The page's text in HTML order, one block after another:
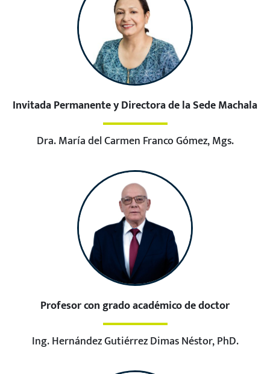
Invitada Permanente y Directora de la Sede Machala
Dra. María del Carmen Franco Gómez, Mgs.
Profesor con grado académico de doctor
Ing. Hernández Gutiérrez Dimas Néstor, PhD.